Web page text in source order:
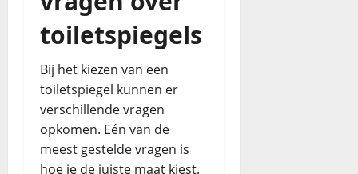
toiletspiegels
Bij het kiezen van een
toiletspiegel kunnen er
verschillende vragen
opkomen. Eén van de
meest gestelde vragen is
hoe je de juiste maat kiest.